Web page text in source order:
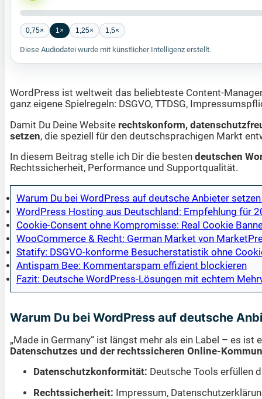
0,75× 1× 1,25× 1,5×
Diese Audiodatei wurde mit künstlicher Intelligenz erstellt.
WordPress ist weltweit das beliebteste Content-
ganz eigene Spielregeln: DSGVO, TTDSG,
Damit Du Deine Website rechtskonform,
setzen, die speziell für den deutschsprachigen Markt
In diesem Beitrag stelle ich Dir die besten deutschen
Rechtssicherheit, Performance und Supportqualität.
Warum Du bei WordPress auf deutsche Anbieter
WordPress Hosting aus Deutschland: Empfehlung für
Cookie-Consent ohne Kompromisse: Real Cookie
WooCommerce & Recht: German Market von
Statify: DSGVO-konforme Besucherstatistik ohne
Antispam Bee: Kommentarspam effizient blockieren
Fazit: Deutsche WordPress-Lösungen mit echtem
Warum Du bei WordPress auf deutsche
„Made in Germany“ ist längst mehr als ein Label – es
Datenschutzes und der rechtssicheren Online-
Datenschutzkonformität: Deutsche Tools erfüllen
Rechtssicherheit: Impressum,